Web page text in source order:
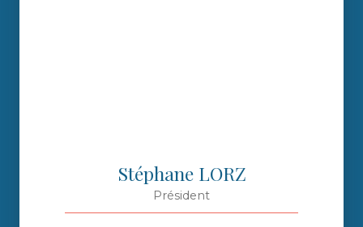
Stéphane LORZ
Président